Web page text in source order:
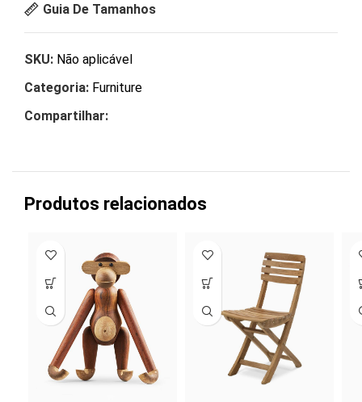
Guia De Tamanhos
SKU: Não aplicável
Categoria: Furniture
Compartilhar:
Produtos relacionados